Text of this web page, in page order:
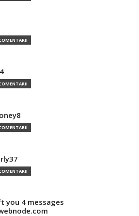
you 4 messages